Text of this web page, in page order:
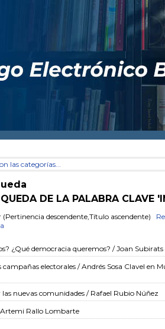
las categorías...
DE LA PALABRA CLAVE
(Pertinencia descendente,Título ascendente)
¿Qué democracia queremos? / Joan Subirats
campañas electorales/ Andrés Sosa Clavel en
nuevas comunidades/ Rafael Rubio Núñez
Rallo Lombarte